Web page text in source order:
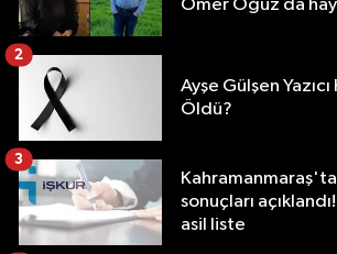
Ömer Oğuz da
Ayşe Gülşen
Öldü?
2
Kahramanmaraş'ta
sonuçları
asil liste
3